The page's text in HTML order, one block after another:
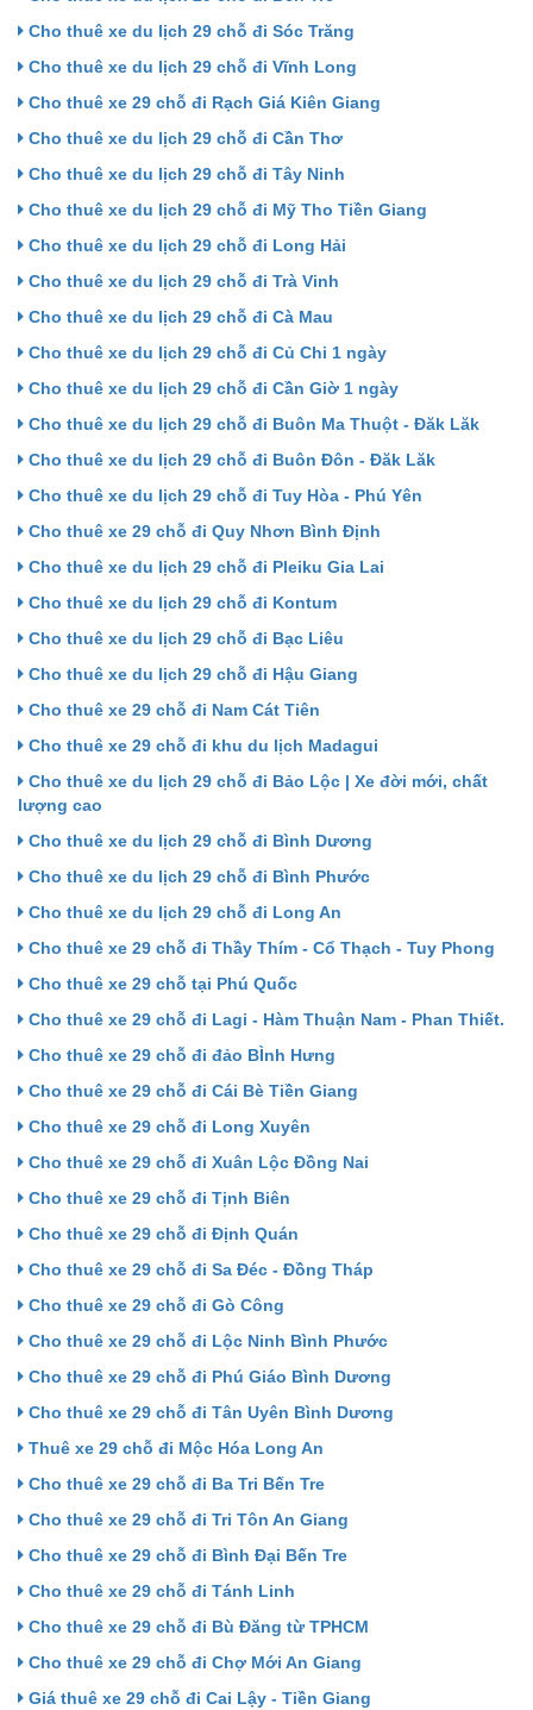
Cho thuê xe du lịch 29 chỗ đi Sóc Trăng
Cho thuê xe du lịch 29 chỗ đi Vĩnh Long
Cho thuê xe 29 chỗ đi Rạch Giá Kiên Giang
Cho thuê xe du lịch 29 chỗ đi Cần Thơ
Cho thuê xe du lịch 29 chỗ đi Tây Ninh
Cho thuê xe du lịch 29 chỗ đi Mỹ Tho Tiền Giang
Cho thuê xe du lịch 29 chỗ đi Long Hải
Cho thuê xe du lịch 29 chỗ đi Trà Vinh
Cho thuê xe du lịch 29 chỗ đi Cà Mau
Cho thuê xe du lịch 29 chỗ đi Củ Chi 1 ngày
Cho thuê xe du lịch 29 chỗ đi Cần Giờ 1 ngày
Cho thuê xe du lịch 29 chỗ đi Buôn Ma Thuột - Đăk Lăk
Cho thuê xe du lịch 29 chỗ đi Buôn Đôn - Đăk Lăk
Cho thuê xe du lịch 29 chỗ đi Tuy Hòa - Phú Yên
Cho thuê xe 29 chỗ đi Quy Nhơn Bình Định
Cho thuê xe du lịch 29 chỗ đi Pleiku Gia Lai
Cho thuê xe du lịch 29 chỗ đi Kontum
Cho thuê xe du lịch 29 chỗ đi Bạc Liêu
Cho thuê xe du lịch 29 chỗ đi Hậu Giang
Cho thuê xe 29 chỗ đi Nam Cát Tiên
Cho thuê xe 29 chỗ đi khu du lịch Madagui
Cho thuê xe du lịch 29 chỗ đi Bảo Lộc | Xe đời mới, chất
lượng cao
Cho thuê xe du lịch 29 chỗ đi Bình Dương
Cho thuê xe du lịch 29 chỗ đi Bình Phước
Cho thuê xe du lịch 29 chỗ đi Long An
Cho thuê xe 29 chỗ đi Thầy Thím - Cổ Thạch - Tuy Phong
Cho thuê xe 29 chỗ tại Phú Quốc
Cho thuê xe 29 chỗ đi Lagi - Hàm Thuận Nam - Phan Thiết.
Cho thuê xe 29 chỗ đi đảo BÌnh Hưng
Cho thuê xe 29 chỗ đi Cái Bè Tiền Giang
Cho thuê xe 29 chỗ đi Long Xuyên
Cho thuê xe 29 chỗ đi Xuân Lộc Đồng Nai
Cho thuê xe 29 chỗ đi Tịnh Biên
Cho thuê xe 29 chỗ đi Định Quán
Cho thuê xe 29 chỗ đi Sa Đéc - Đồng Tháp
Cho thuê xe 29 chỗ đi Gò Công
Cho thuê xe 29 chỗ đi Lộc Ninh Bình Phước
Cho thuê xe 29 chỗ đi Phú Giáo Bình Dương
Cho thuê xe 29 chỗ đi Tân Uyên Bình Dương
Thuê xe 29 chỗ đi Mộc Hóa Long An
Cho thuê xe 29 chỗ đi Ba Tri Bến Tre
Cho thuê xe 29 chỗ đi Tri Tôn An Giang
Cho thuê xe 29 chỗ đi Bình Đại Bến Tre
Cho thuê xe 29 chỗ đi Tánh Linh
Cho thuê xe 29 chỗ đi Bù Đăng từ TPHCM
Cho thuê xe 29 chỗ đi Chợ Mới An Giang
Giá thuê xe 29 chỗ đi Cai Lậy - Tiền Giang